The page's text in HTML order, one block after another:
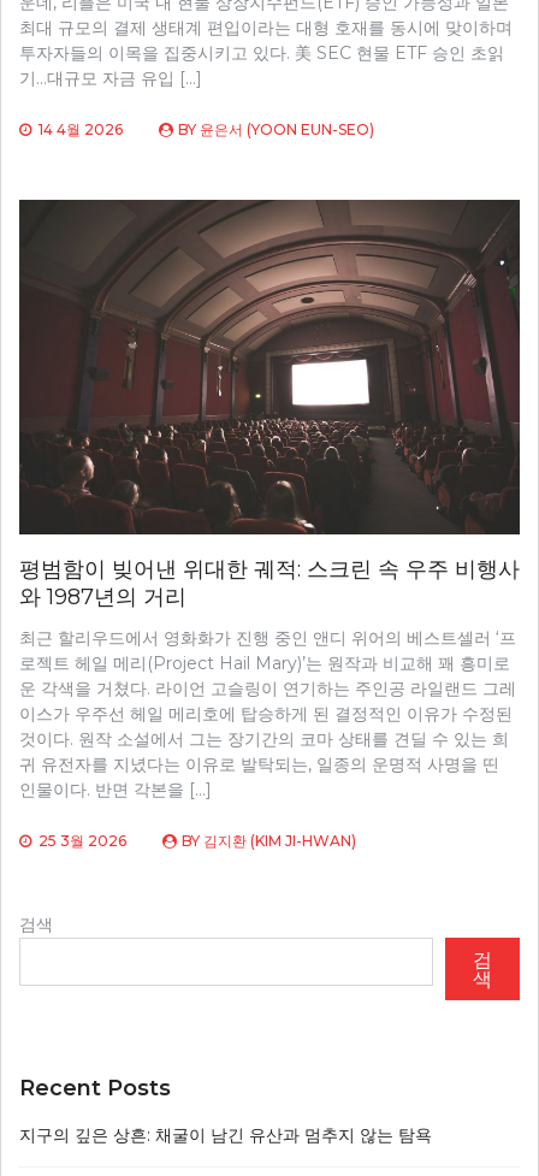
최대 규모의 결제 생태계 편입이라는 대형 호재를 동시에 맞이하며
투자자들의 이목을 집중시키고 있다. 美 SEC 현물 ETF 승인 초읽
기…대규모 자금 유입 […]
14 4월 2026 BY 윤은서 (YOON EUN-SEO)
평범함이 빚어낸 위대한 궤적: 스크린 속 우주 비행사
와 1987년의 거리
최근 할리우드에서 영화화가 진행 중인 앤디 위어의 베스트셀러 ‘프
로젝트 헤일 메리(Project Hail Mary)’는 원작과 비교해 꽤 흥미로
운 각색을 거쳤다. 라이언 고슬링이 연기하는 주인공 라일랜드 그레
이스가 우주선 헤일 메리호에 탑승하게 된 결정적인 이유가 수정된
것이다. 원작 소설에서 그는 장기간의 코마 상태를 견딜 수 있는 희
귀 유전자를 지녔다는 이유로 발탁되는, 일종의 운명적 사명을 띤
인물이다. 반면 각본을 […]
25 3월 2026 BY 김지환 (KIM JI-HWAN)
검색
검
색
Recent Posts
지구의 깊은 상흔: 채굴이 남긴 유산과 멈추지 않는 탐욕